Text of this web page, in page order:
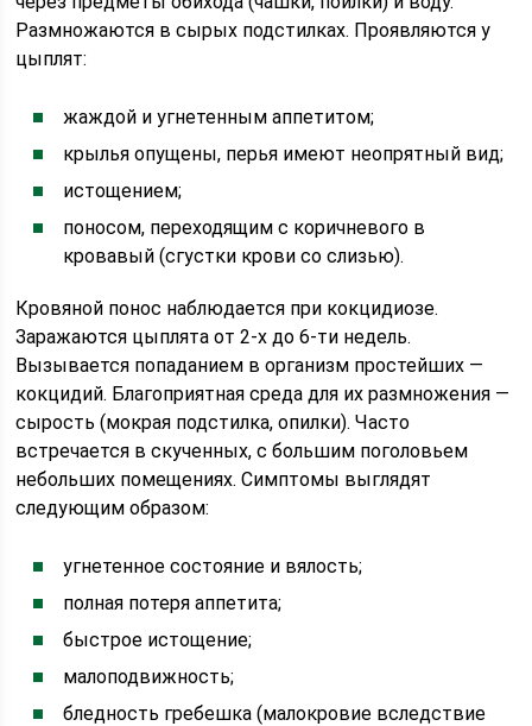
Размножаются в сырых подстилках. Проявляются у
цыплят:
жаждой и угнетенным аппетитом;
крылья опущены, перья имеют неопрятный вид;
истощением;
поносом, переходящим с коричневого в
кровавый (сгустки крови со слизью).
Кровяной понос наблюдается при кокцидиозе.
Заражаются цыплята от 2-х до 6-ти недель.
Вызывается попаданием в организм простейших —
кокцидий. Благоприятная среда для их размножения —
сырость (мокрая подстилка, опилки). Часто
встречается в скученных, с большим поголовьем
небольших помещениях. Симптомы выглядят
следующим образом:
угнетенное состояние и вялость;
полная потеря аппетита;
быстрое истощение;
малоподвижность;
бледность гребешка (малокровие вследствие